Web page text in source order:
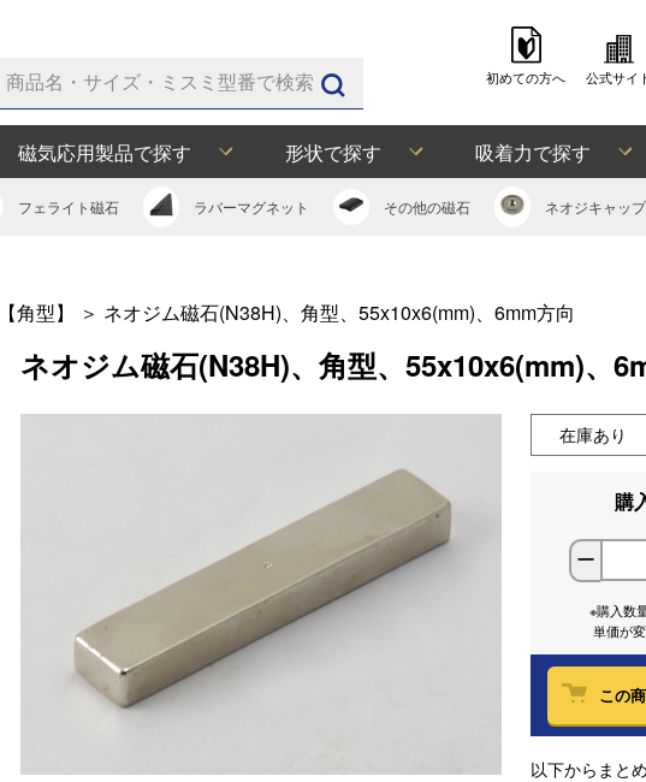
初めての方へ 公式サイ
磁気応用製品で探す 形状で探す 吸着力で探す
フェライト磁石 ラバーマグネット その他の磁石 ネオジキャップ
角型】 ＞ ネオジム磁石(N38H)、角型、55x10x6(mm)、6mm方向
ネオジム磁石(N38H)、角型、55x10x6(mm)、
在庫あり
購
ー
※購入数
単価が
この
以下からまと